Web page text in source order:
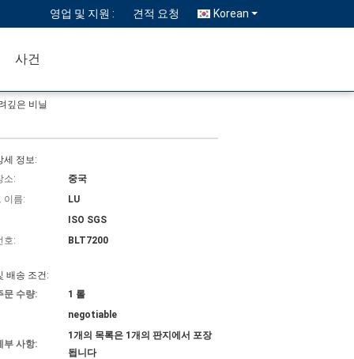
영업 및 지원 : 견적 요청 Korean
사건
깊은 비닐
세 정보:
소:
중국
이름:
LU
ISO SGS
호:
BLT7200
배송 조건:
문 수량:
1 롤
negotiable
부 사항:
1개의 목록은 1개의 판지에서 포장
됩니다